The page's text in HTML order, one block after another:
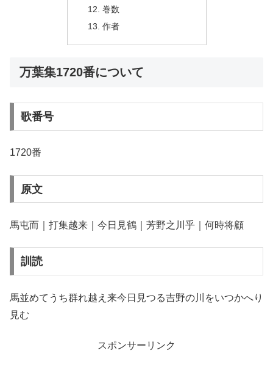
巻数
作者
万葉集1720番について
歌番号
1720番
原文
馬屯而｜打集越来｜今日見鶴｜芳野之川乎｜何時将顧
訓読
馬並めてうち群れ越え来今日見つる吉野の川をいつかへり
見む
スポンサーリンク